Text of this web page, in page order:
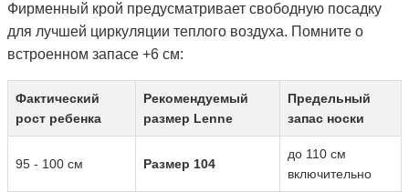
Фирменный крой предусматривает свободную посадку
для лучшей циркуляции теплого воздуха. Помните о
встроенном запасе +6 см:
Фактический
рост ребенка
Рекомендуемый
размер Lenne
Предельный
запас носки
95 - 100 см Размер 104
до 110 см
включительно